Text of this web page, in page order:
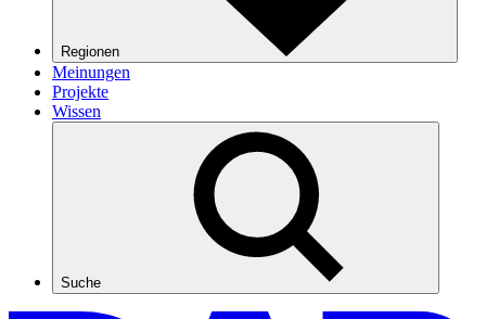
Regionen
Meinungen
Projekte
Wissen
Suche